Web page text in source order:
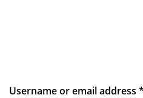
Username or email address *